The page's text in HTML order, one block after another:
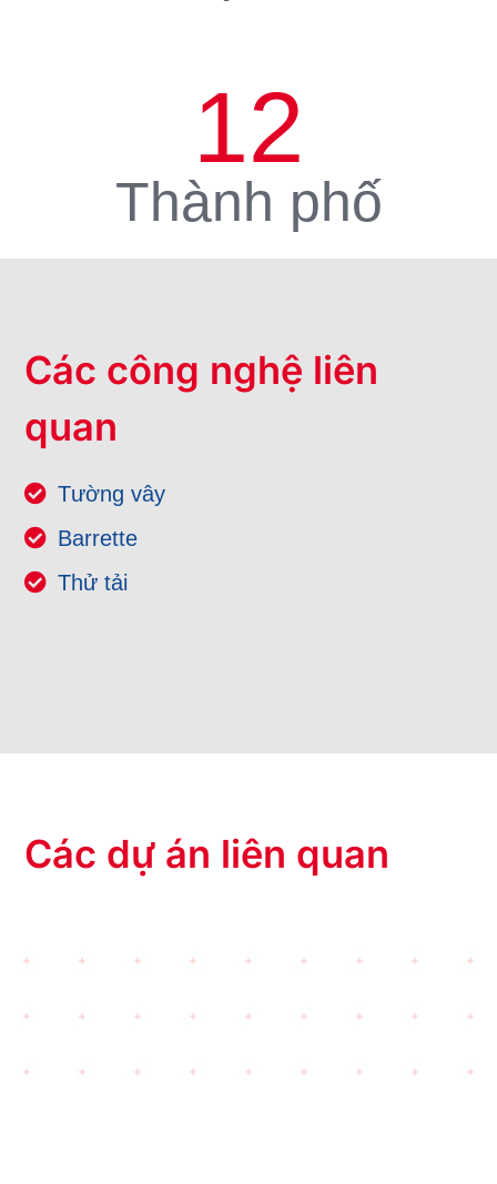
12
Thành phố
Các công nghệ liên
quan
Tường vây
Barrette
Thử tải
Các dự án liên quan